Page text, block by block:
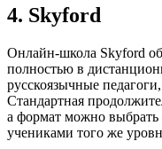
4. Skyford
Онлайн‑школа Skyford
полностью в
русскоязычные
Стандартная
а формат можно
учениками того же